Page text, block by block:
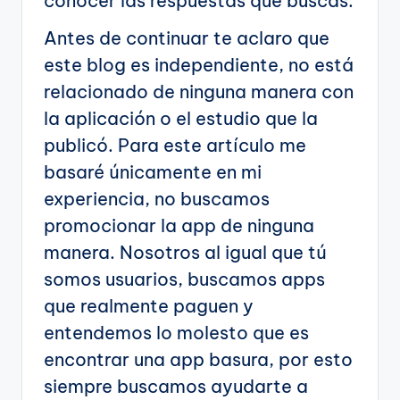
Antes de continuar te aclaro que
este blog es independiente, no está
relacionado de ninguna manera con
la aplicación o el estudio que la
publicó. Para este artículo me
basaré únicamente en mi
experiencia, no buscamos
promocionar la app de ninguna
manera. Nosotros al igual que tú
somos usuarios, buscamos apps
que realmente paguen y
entendemos lo molesto que es
encontrar una app basura, por esto
siempre buscamos ayudarte a